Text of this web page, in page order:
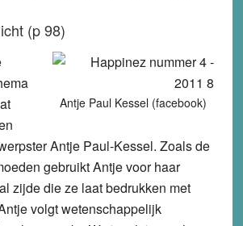
(p 98)
Antje Paul Kessel (facebook)
Antje Paul-Kessel. Zoals de
gebruikt Antje voor haar
zijde die ze laat bedrukken met
volgt wetenschappelijk